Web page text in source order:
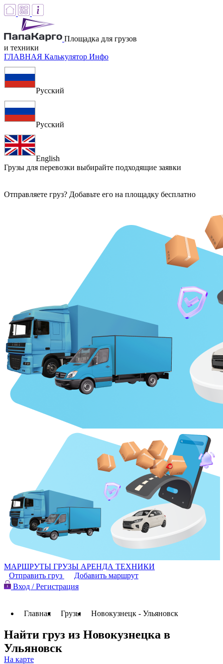
Площадка для грузов
и техники
ГЛАВНАЯ Калькулятор Инфо
Русский
Русский
English
Грузы для перевозки выбирайте подходящие заявки
Отправляете груз? Добавьте его на площадку бесплатно
МАРШРУТЫ ГРУЗЫ АРЕНДА ТЕХНИКИ
Отправить груз
Добавить маршрут
Вход / Регистрация
Главная Грузы Новокузнецк - Ульяновск
Найти груз из Новокузнецка в
Ульяновск
На карте